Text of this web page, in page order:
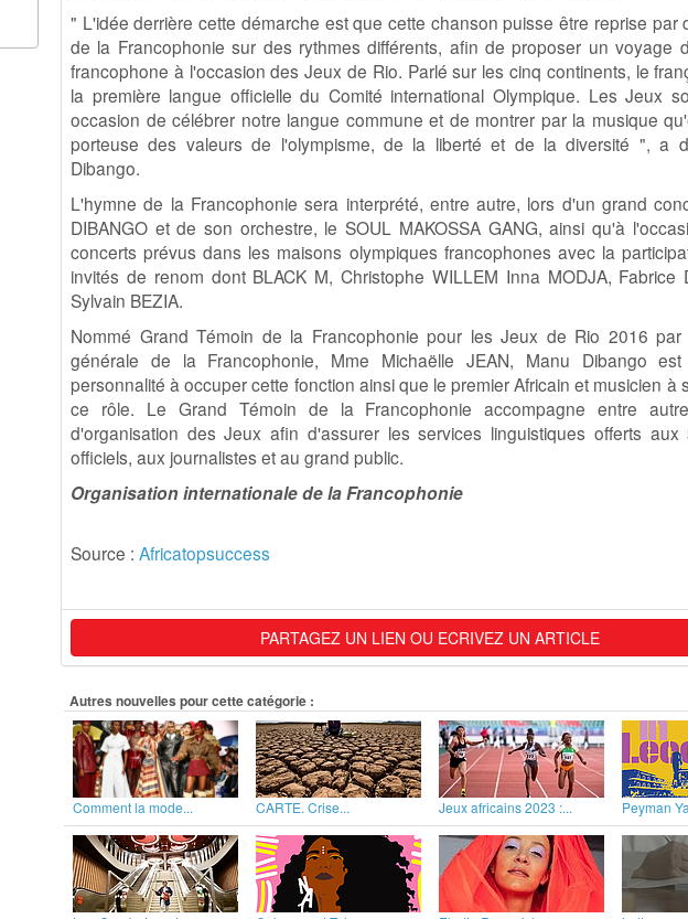
" L'idée derrière cette démarche est que cette chanson puisse être reprise par
de la Francophonie sur des rythmes différents, afin de proposer un voyage
francophone à l'occasion des Jeux de Rio. Parlé sur les cinq continents, le
la première langue officielle du Comité international Olympique. Les Jeux
occasion de célébrer notre langue commune et de montrer par la musique
porteuse des valeurs de l'olympisme, de la liberté et de la diversité ", a
Dibango.
L'hymne de la Francophonie sera interprété, entre autre, lors d'un grand
DIBANGO et de son orchestre, le SOUL MAKOSSA GANG, ainsi qu'à
concerts prévus dans les maisons olympiques francophones avec la
invités de renom dont BLACK M, Christophe WILLEM Inna MODJA, Fabrice
Sylvain BEZIA.
Nommé Grand Témoin de la Francophonie pour les Jeux de Rio 2016 par
générale de la Francophonie, Mme Michaëlle JEAN, Manu Dibango
personnalité à occuper cette fonction ainsi que le premier Africain et musicien à
ce rôle. Le Grand Témoin de la Francophonie accompagne entre
d'organisation des Jeux afin d'assurer les services linguistiques offerts aux
officiels, aux journalistes et au grand public.
Organisation internationale de la Francophonie
Source : Africatopsuccess
PARTAGEZ UN LIEN OU ECRIVEZ UN ARTICLE
Autres nouvelles pour cette catégorie :
Comment la mode... CARTE. Crise... Jeux africains 2023 :... Peyman